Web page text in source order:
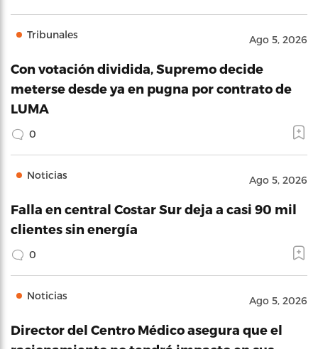
Tribunales Ago 5, 2026
Con votación dividida, Supremo decide
meterse desde ya en pugna por contrato de
LUMA
0
Noticias Ago 5, 2026
Falla en central Costar Sur deja a casi 90 mil
clientes sin energía
0
Noticias Ago 5, 2026
Director del Centro Médico asegura que el